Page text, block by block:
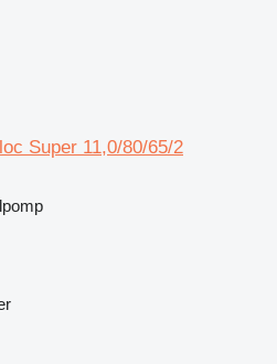
Super 11,0/80/65/2